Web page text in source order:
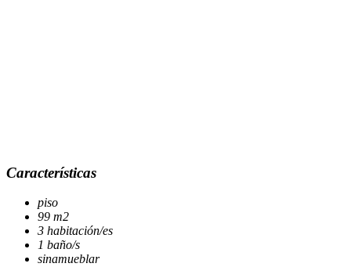
Características
piso
99 m2
3 habitación/es
1 baño/s
sinamueblar